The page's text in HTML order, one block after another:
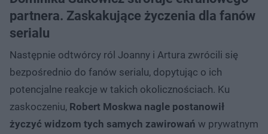
partnera. Zaskakujące życzenia dla fanów
serialu
Następnie odtwórcy ról Joanny i Artura zwrócili się
bezpośrednio do fanów serialu, dopytując o ich
potencjalne reakcje w takich okolicznościach. Ku
zaskoczeniu, Robert Moskwa nagle postanowił
życzyć widzom tych samych zawirowań w prywatnym